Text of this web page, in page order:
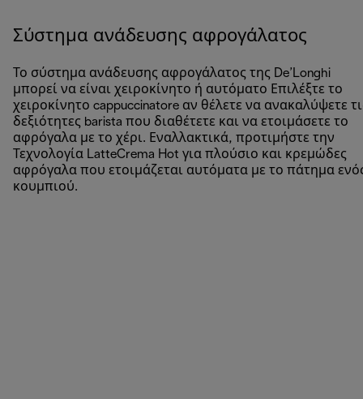
Σύστημα ανάδευσης αφρογάλατος
Το σύστημα ανάδευσης αφρογάλατος της De’Longhi
μπορεί να είναι χειροκίνητο ή αυτόματο Επιλέξτε το
χειροκίνητο cappuccinatore αν θέλετε να ανακαλύψετε
δεξιότητες barista που διαθέτετε και να ετοιμάσετε το
αφρόγαλα με το χέρι. Εναλλακτικά, προτιμήστε την
Τεχνολογία LatteCrema Hot για πλούσιο και κρεμώδες
αφρόγαλα που ετοιμάζεται αυτόματα με το πάτημα
κουμπιού.